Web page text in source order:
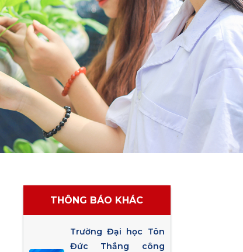
THÔNG BÁO KHÁC
Trường Đại học Tôn
Đức Thắng công